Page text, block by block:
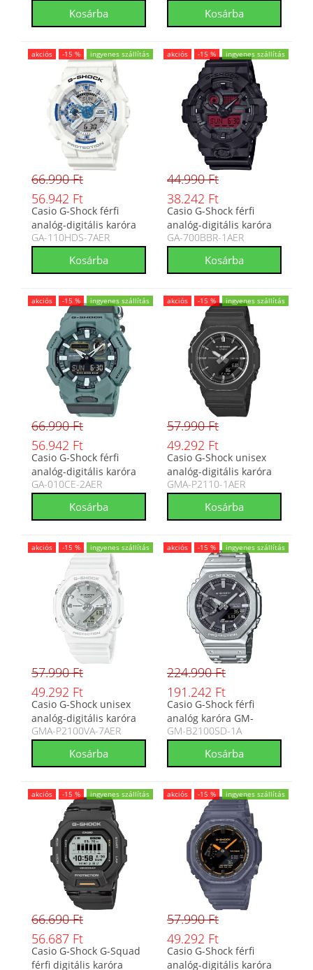
akciós -15 % ingyenes szállítás
66.990 Ft
56.942 Ft
Casio G-Shock férfi
analóg-digitális karóra
GA-110HDS-7AER
GA-110HDS-7AER
akciós -15 % ingyenes szállítás
44.990 Ft
38.242 Ft
Casio G-Shock férfi
analóg-digitális karóra
GA-700BBR-1AER
GA-700BBR-1AER
akciós -15 % ingyenes szállítás
66.990 Ft
56.942 Ft
Casio G-Shock férfi
analóg-digitális karóra
GA-010CE-2AER
GA-010CE-2AER
akciós -15 % ingyenes szállítás
57.990 Ft
49.292 Ft
Casio G-Shock unisex
analóg-digitális karóra
GMA-P2110-1AER
GMA-P2110-1AER
akciós -15 % ingyenes szállítás
57.990 Ft
49.292 Ft
Casio G-Shock unisex
analóg-digitális karóra
GMA-P2100VA-7AER
GMA-P2100VA-7AER
akciós -15 % ingyenes szállítás
224.990 Ft
191.242 Ft
Casio G-Shock férfi
analóg karóra GM-
B2100SD-1A
GM-B2100SD-1A
akciós -15 % ingyenes szállítás
66.690 Ft
56.687 Ft
Casio G-Shock G-Squad
férfi digitális karóra
akciós -15 % ingyenes szállítás
57.990 Ft
49.292 Ft
Casio G-Shock férfi
analóg-digitális karóra